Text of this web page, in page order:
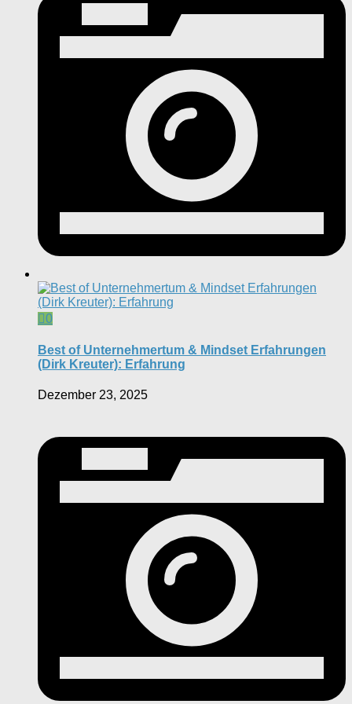
0
Best of Unternehmertum & Mindset Erfahrungen
(Dirk Kreuter): Erfahrung
Dezember 23, 2025